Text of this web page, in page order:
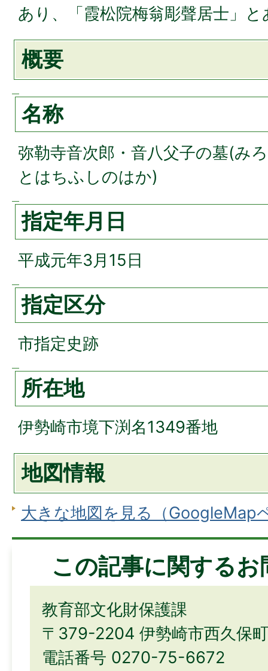
あり、「霞松院梅翁彫聲居士」と
概要
名称
弥勒寺音次郎・音八父子の墓(み
とはちふしのはか)
指定年月日
平成元年3月15日
指定区分
市指定史跡
所在地
伊勢崎市境下渕名1349番地
地図情報
大きな地図を見る（GoogleMap
この記事に関する
教育部文化財保護課
〒379-2204 伊勢崎市西久保
電話番号 0270-75-6672